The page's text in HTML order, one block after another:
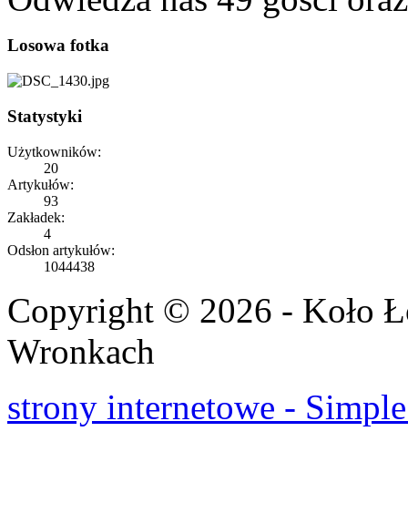
Losowa fotka
Statystyki
Użytkowników:
20
Artykułów:
93
Zakładek:
4
Odsłon artykułów:
1044438
Copyright © 2026 - Koło
Wronkach
strony internetowe -